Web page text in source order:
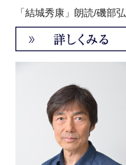
「結城秀康」朗読/磯部弘